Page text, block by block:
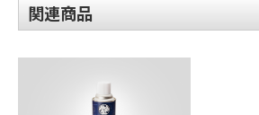
関連商品